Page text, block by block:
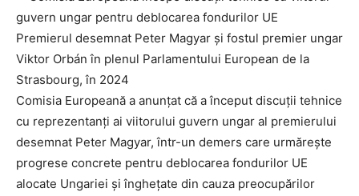
Premierul desemnat Peter Magyar și fostul premier ungar
Viktor Orbán în plenul Parlamentului European de la
Strasbourg, în 2024
Comisia Europeană a anunțat că a început discuții tehnice
cu reprezentanți ai viitorului guvern ungar al premierului
desemnat Peter Magyar, într-un demers care urmărește
progrese concrete pentru deblocarea fondurilor UE
alocate Ungariei și înghețate din cauza preocupărilor